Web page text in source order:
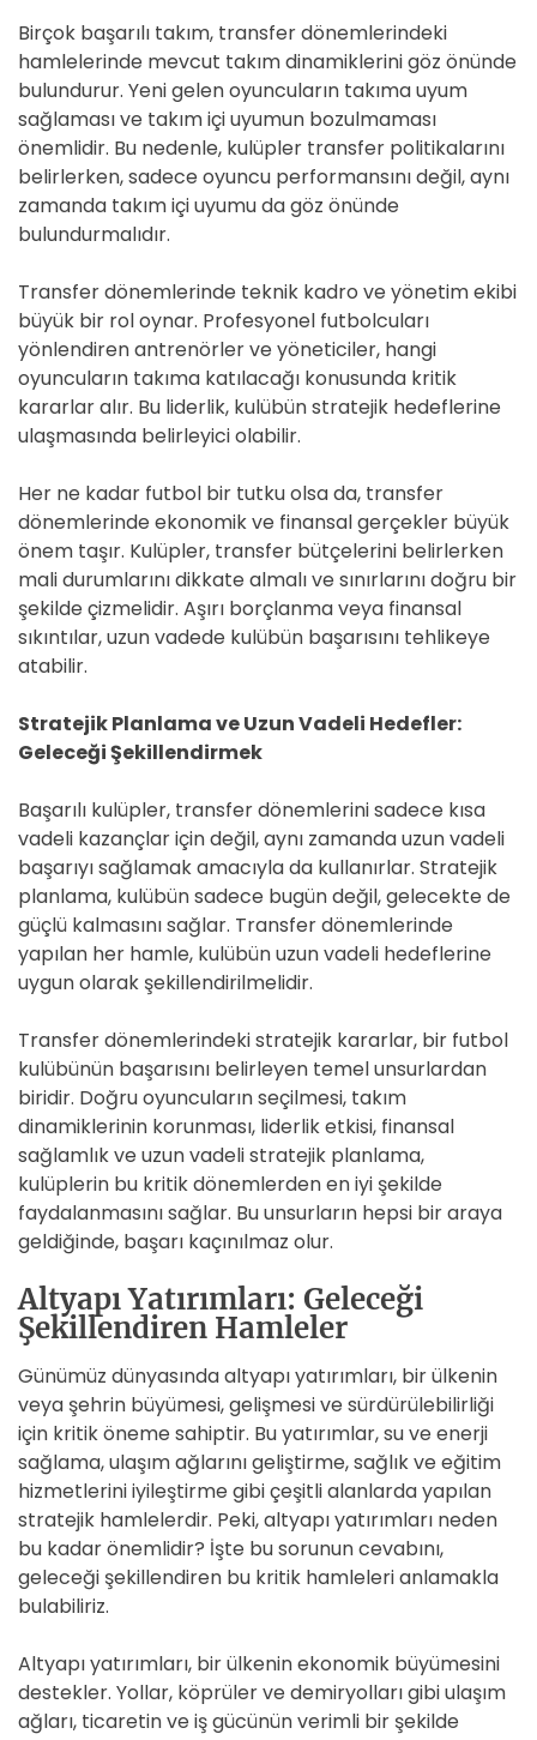
Birçok başarılı takım, transfer dönemlerindeki
hamlelerinde mevcut takım dinamiklerini göz önünde
bulundurur. Yeni gelen oyuncuların takıma uyum
sağlaması ve takım içi uyumun bozulmaması
önemlidir. Bu nedenle, kulüpler transfer politikalarını
belirlerken, sadece oyuncu performansını değil, aynı
zamanda takım içi uyumu da göz önünde
bulundurmalıdır.
Transfer dönemlerinde teknik kadro ve yönetim ekibi
büyük bir rol oynar. Profesyonel futbolcuları
yönlendiren antrenörler ve yöneticiler, hangi
oyuncuların takıma katılacağı konusunda kritik
kararlar alır. Bu liderlik, kulübün stratejik hedeflerine
ulaşmasında belirleyici olabilir.
Her ne kadar futbol bir tutku olsa da, transfer
dönemlerinde ekonomik ve finansal gerçekler büyük
önem taşır. Kulüpler, transfer bütçelerini belirlerken
mali durumlarını dikkate almalı ve sınırlarını doğru bir
şekilde çizmelidir. Aşırı borçlanma veya finansal
sıkıntılar, uzun vadede kulübün başarısını tehlikeye
atabilir.
Stratejik Planlama ve Uzun Vadeli Hedefler:
Geleceği Şekillendirmek
Başarılı kulüpler, transfer dönemlerini sadece kısa
vadeli kazançlar için değil, aynı zamanda uzun vadeli
başarıyı sağlamak amacıyla da kullanırlar. Stratejik
planlama, kulübün sadece bugün değil, gelecekte de
güçlü kalmasını sağlar. Transfer dönemlerinde
yapılan her hamle, kulübün uzun vadeli hedeflerine
uygun olarak şekillendirilmelidir.
Transfer dönemlerindeki stratejik kararlar, bir futbol
kulübünün başarısını belirleyen temel unsurlardan
biridir. Doğru oyuncuların seçilmesi, takım
dinamiklerinin korunması, liderlik etkisi, finansal
sağlamlık ve uzun vadeli stratejik planlama,
kulüplerin bu kritik dönemlerden en iyi şekilde
faydalanmasını sağlar. Bu unsurların hepsi bir araya
geldiğinde, başarı kaçınılmaz olur.
Altyapı Yatırımları: Geleceği
Şekillendiren Hamleler
Günümüz dünyasında altyapı yatırımları, bir ülkenin
veya şehrin büyümesi, gelişmesi ve sürdürülebilirliği
için kritik öneme sahiptir. Bu yatırımlar, su ve enerji
sağlama, ulaşım ağlarını geliştirme, sağlık ve eğitim
hizmetlerini iyileştirme gibi çeşitli alanlarda yapılan
stratejik hamlelerdir. Peki, altyapı yatırımları neden
bu kadar önemlidir? İşte bu sorunun cevabını,
geleceği şekillendiren bu kritik hamleleri anlamakla
bulabiliriz.
Altyapı yatırımları, bir ülkenin ekonomik büyümesini
destekler. Yollar, köprüler ve demiryolları gibi ulaşım
ağları, ticaretin ve iş gücünün verimli bir şekilde